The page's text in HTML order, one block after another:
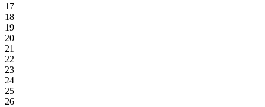
17
18
19
20
21
22
23
24
25
26